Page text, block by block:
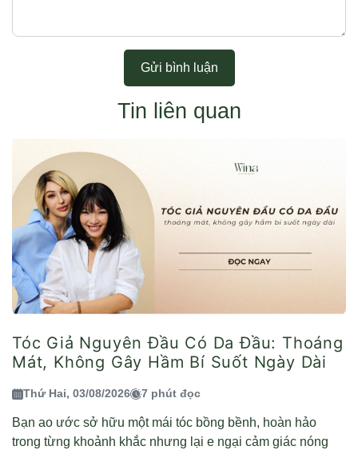
Gửi bình luận
Tin liên quan
Tóc Giả Nguyên Đầu Có Da Đầu: Thoáng
Mát, Không Gây Hầm Bí Suốt Ngày Dài
Thứ Hai, 03/08/2026 7 phút đọc
Bạn ao ước sở hữu một mái tóc bồng bềnh, hoàn hảo
trong từng khoảnh khắc nhưng lại e ngại cảm giác nóng